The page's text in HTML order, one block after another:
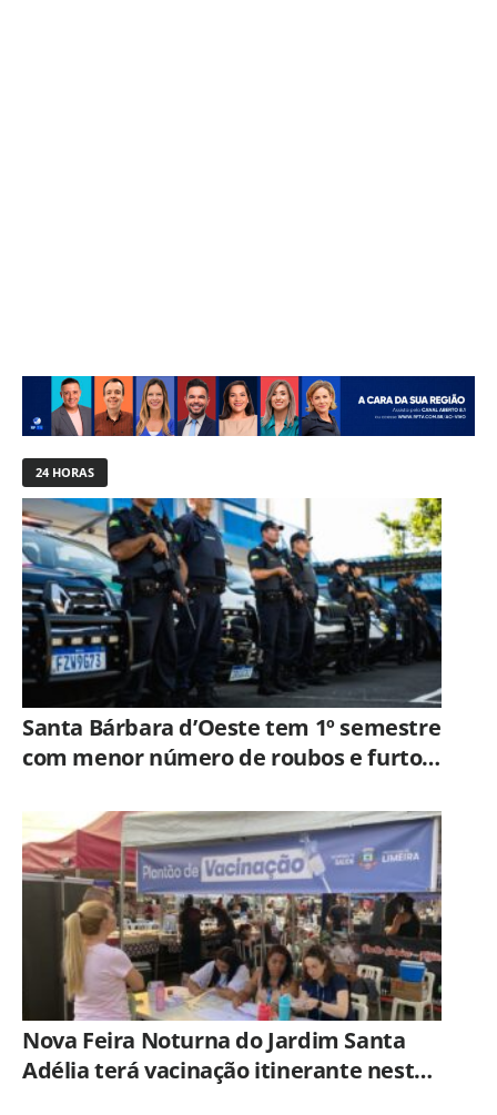
24 HORAS
Santa Bárbara d’Oeste tem 1º semestre
com menor número de roubos e furtos
Nova Feira Noturna do Jardim Santa
Adélia terá vacinação itinerante nesta